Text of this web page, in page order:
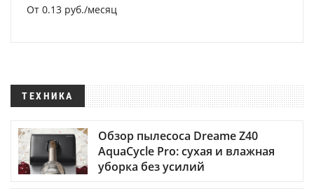
От 0.13 руб./месяц
ТЕХНИКА
Обзор пылесоса Dreame Z40
AquaCycle Pro: сухая и влажная
уборка без усилий